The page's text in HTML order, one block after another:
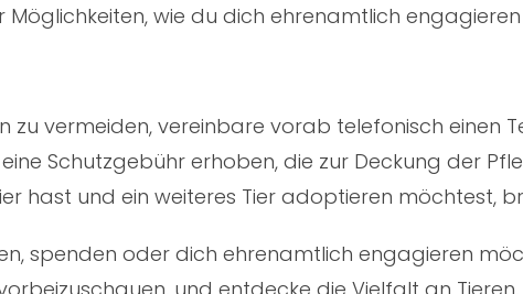
Möglichkeiten, wie du dich ehrenamtlich
zu vermeiden, vereinbare vorab telefonisch einen
Schutzgebühr erhoben, die zur Deckung der
hast und ein weiteres Tier adoptieren möchtest,
spenden oder dich ehrenamtlich engagieren
und entdecke die Vielfalt an